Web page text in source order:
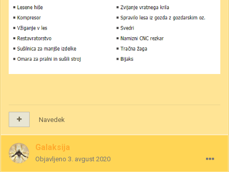
Navedek
Galaksija
Objavljeno 3. avgust 2020